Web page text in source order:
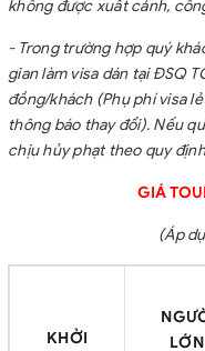
không được xuất cảnh,
- Trong trường hợp quý
gian làm visa dán tại ĐSQ
đồng/khách (Phụ phí visa
thông báo thay đổi). Nếu
chịu hủy phạt theo quy
GIÁ
(Áp
KHỞI
LỚN